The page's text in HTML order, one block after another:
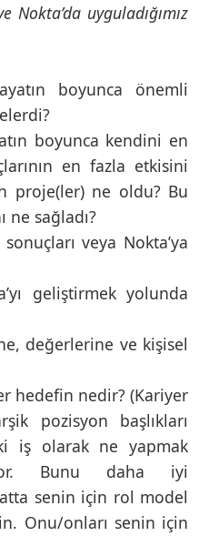
uyguladığımız
boyunca önemli
boyunca kendini en
en fazla etkisini
proje(ler) ne oldu? Bu
ne sağladı?
veya Nokta’ya
geliştirmek yolunda
değerlerine ve kişisel
hedefin nedir? (Kariyer
pozisyon başlıkları
iş olarak ne yapmak
Bunu daha iyi
senin için rol model
Onu/onları senin için